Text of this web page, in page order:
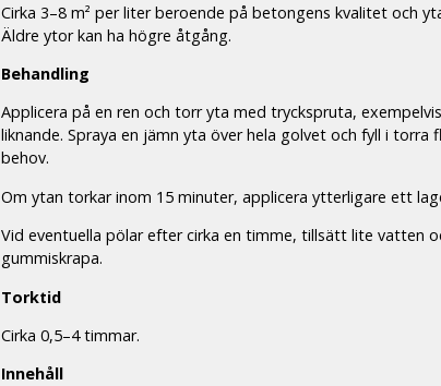
Cirka 3–8 m² per liter beroende på betongens kvalitet och
Äldre ytor kan ha högre åtgång.
Behandling
Applicera på en ren och torr yta med tryckspruta,
liknande. Spraya en jämn yta över hela golvet och fyll i torra
behov.
Om ytan torkar inom 15 minuter, applicera ytterligare ett
Vid eventuella pölar efter cirka en timme, tillsätt lite vatten
gummiskrapa.
Torktid
Cirka 0,5–4 timmar.
Innehåll